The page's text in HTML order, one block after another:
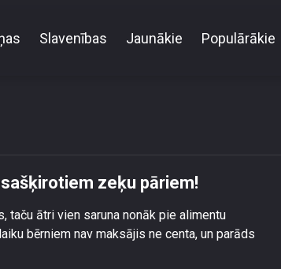
Slavenības Jaunākie Populārākie
zeķu pāriem!
taču ātri vien saruna nonāk pie alimentu
bērniem nav maksājis ne centa, un parāds